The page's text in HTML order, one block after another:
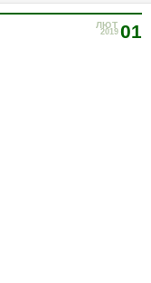
01
ЛЮТ
2019